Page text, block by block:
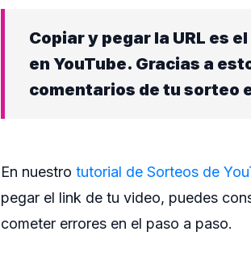
Copiar y pegar la URL es
en YouTube. Gracias a
comentarios de tu sorteo
En nuestro tutorial de Sorteos de
pegar el link de tu video, puedes
cometer errores en el paso a paso.